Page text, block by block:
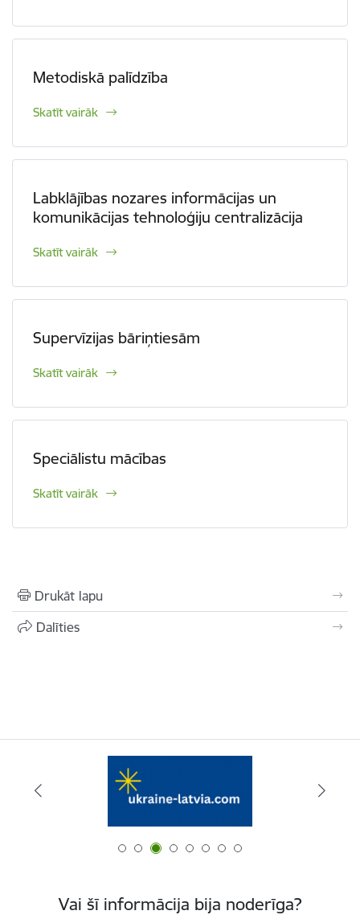
Metodiskā palīdzība
Skatīt vairāk
Labklājības nozares informācijas un
komunikācijas tehnoloģiju centralizācija
Skatīt vairāk
Supervīzijas bāriņtiesām
Skatīt vairāk
Speciālistu mācības
Skatīt vairāk
Drukāt lapu
Dalīties
Vai šī informācija bija noderīga?